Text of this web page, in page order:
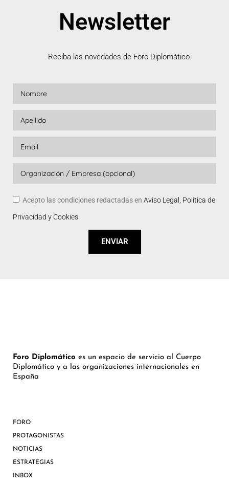
Newsletter
Reciba las novedades de Foro Diplomático.
Acepto las condiciones redactadas en Aviso Legal, Política de
Privacidad y Cookies
ENVIAR
Foro Diplomático es un espacio de servicio al Cuerpo
Diplomático y a las organizaciones internacionales en
España
FORO
PROTAGONISTAS
NOTICIAS
ESTRATEGIAS
INBOX